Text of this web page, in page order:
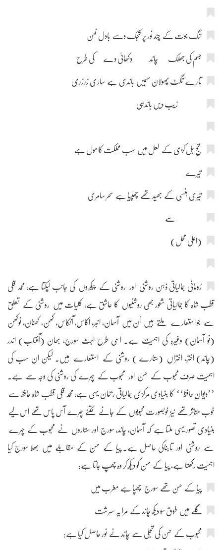
انگ جوت کے چند نور پر کنجک دسے بادل نمن
جسم کی جھلک چاند دِکھائی دے کی طرح
تارے تگٹ پھولان سہمیں باندی ہے ساری زرزری
زیب دیں باندہی
تج بل کڑی کے لعل میں سب مملکت کا مول ہے
تیرے
تیری ہنسی کے بھید تھے چھپیا ہے سحر سامری
سے
(اعلیٰ محل)
رُومانی جمالیاتی ذہن روشنی اور روشنی کے پیکروں کی جانب لپکتا ہے، محمد قلی
قطب شاہ کا جمالیاتی شعور بھی روشنیوں کا عاشق ہے، کلیات میں روشنی کے تعلق
سے جو استعارے ملتے ہیں اُن میں آسمان، انبر، اکاس، آنکاس، کھن، کھنان، نوکھن
(نو آسمان) وغیرہ کی اہمیت ہے۔ اسی طرح اجت سورج، بھان (آفتاب) اندر
(چاند) اختر، اختراں (ستارے ) روشنی کے استعارے ہیں۔ لیکن ان سب کی
اہمیت صرف محبوب کے حسن اور محبوب کے چہرے کی روشنی کی وجہ سے ہے۔
’’دیوانِ حافظ‘‘ کا بنیادی مرکزی جمالیاتی رجحان یہی ہے، محمد قلی قطب شاہ حافظ سے
خوب متاثر تھے نیز خوبصورت محبوبوں کے جانے کتنے چہرے آس پاس تھے اس لیے
بنیادی تصور یہی ملتا ہے کہ آسمان، چاند، سورج اور ستاروں نے محبوب کے چہرے
سے روشنی اور تابناکی حاصل ہے۔ پیا کے حسن کے مقابلے میں بھلا سورج کیا
اہمیت رکھتا ہے، پیا کے حسن کو دیکھ کر وہ چھپ جاتا ہے:
پیا کے حسن تھے سورج چھپا ہے مغرب میں
گلے میں طوق سو دیکھ چاند کے مرا یہ سرشت
محبوب کے حسن کی تجلی سے چاند نے نور حاصل کیا ہے: